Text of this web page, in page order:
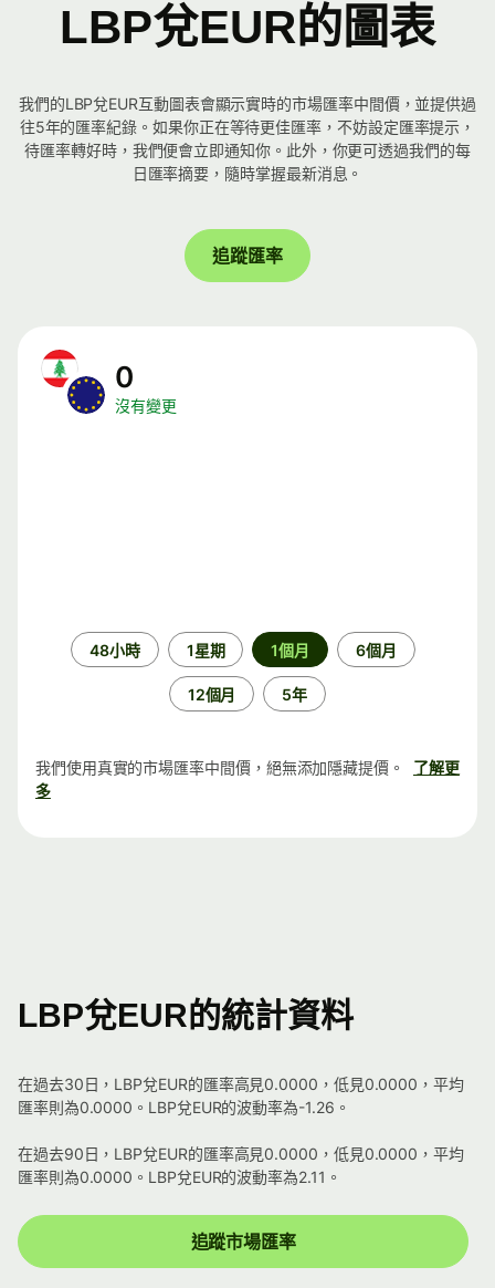
LBP兌EUR的圖表
我們的LBP兌EUR互動圖表會顯示實時的市場匯率中間價，並提供過
往5年的匯率紀錄。如果你正在等待更佳匯率，不妨設定匯率提示，
待匯率轉好時，我們便會立即通知你。此外，你更可透過我們的每
日匯率摘要，隨時掌握最新消息。
追蹤匯率
0
沒有變更
48小時 1星期 1個月 6個月
12個月 5年
我們使用真實的市場匯率中間價，絕無添加隱藏提價。
了解更
多
LBP兌EUR的統計資料
在過去30日，LBP兌EUR的匯率高見0.0000，低見0.0000，平均
匯率則為0.0000。LBP兌EUR的波動率為-1.26。
在過去90日，LBP兌EUR的匯率高見0.0000，低見0.0000，平均
匯率則為0.0000。LBP兌EUR的波動率為2.11。
追蹤市場匯率